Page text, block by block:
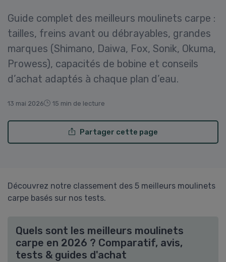
Guide complet des meilleurs moulinets carpe :
tailles, freins avant ou débrayables, grandes
marques (Shimano, Daiwa, Fox, Sonik, Okuma,
Prowess), capacités de bobine et conseils
d’achat adaptés à chaque plan d’eau.
13 mai 2026 15 min de lecture
Partager cette page
Découvrez notre classement des 5 meilleurs moulinets
carpe basés sur nos tests.
Quels sont les meilleurs moulinets
carpe en 2026 ? Comparatif, avis,
tests & guides d'achat